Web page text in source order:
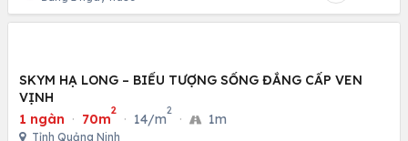
SKYM HẠ LONG – BIỂU TƯỢNG SỐNG ĐẲNG CẤP VEN
VỊNH
1 ngàn · 70m
2
· 14/m
2
· 1m
Tỉnh Quảng Ninh